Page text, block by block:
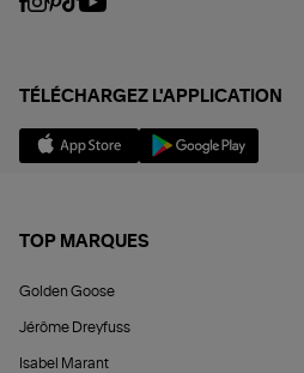
TÉLÉCHARGEZ L'APPLICATION
TOP MARQUES
Golden Goose
Jérôme Dreyfuss
Isabel Marant